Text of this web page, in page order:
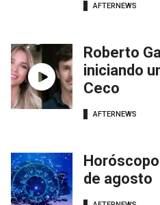
AFTERNEWS
Roberto
iniciando
Ceco
AFTERNEWS
de agosto